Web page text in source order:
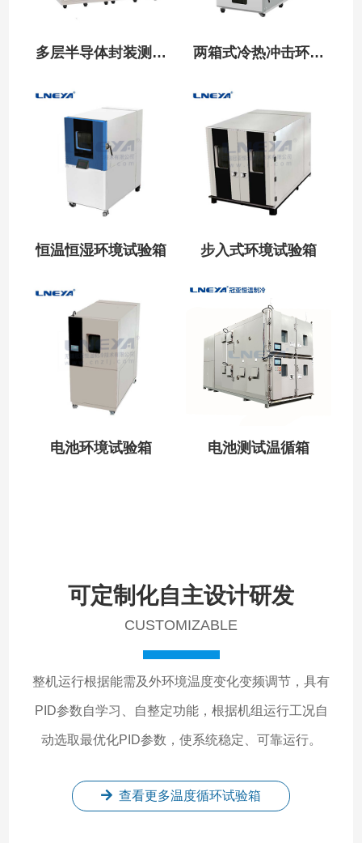
多层半导体封装测试
两箱式冷热冲击环境
恒温恒湿环境试验箱 步入式环境试验箱
电池环境试验箱 电池测试温循箱
可定制化自主设计研发
CUSTOMIZABLE
整机运行根据能需及外环境温度变化变频调节，具有
PID参数自学习、自整定功能，根据机组运行工况自
动选取最优化PID参数，使系统稳定、可靠运行。
查看更多温度循环试验箱